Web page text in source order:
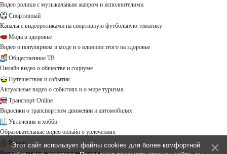
Видео ролики с музыкальным жанром и исполнителями
Спортивный
Каналы с видеороликами на спортивную футбольную тематику
Мода и здоровье
Видео о популярном в моде и о влиянии этого на здоровье
Общественное ТВ
Онлайн видео о обществе и социуме
Путешествия и события
Актуальные видео о событиях и о мире туризма
Транспорт Online
Видосики о транспортном движении и автомобилях
Увлечения и хобби
Образовательные видео онлайн о увлечениях
Разное
Этот сайт использует файлы cookies для более комфортной